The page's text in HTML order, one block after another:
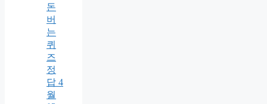
돈
버
는
퀴
즈
정
답 4
월